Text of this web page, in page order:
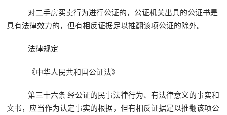
对二手房买卖行为进行公证的，公证机关出具的公证书是
具有法律效力的，但有相反证据足以推翻该项公证的除外。
法律规定
《中华人民共和国公证法》
第三十六条 经公证的民事法律行为、有法律意义的事实和
文书，应当作为认定事实的根据，但有相反证据足以推翻该项公